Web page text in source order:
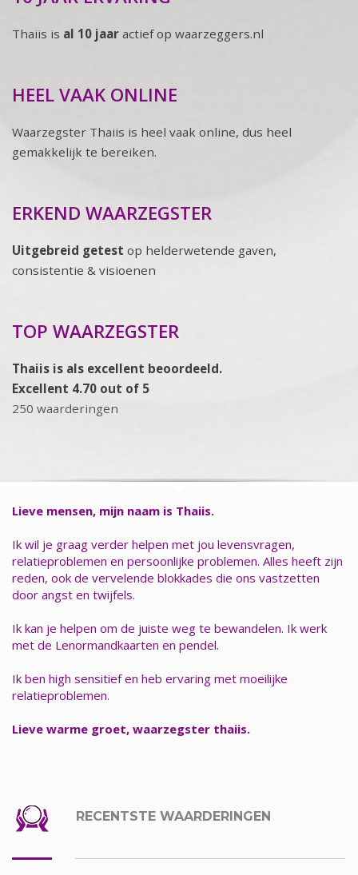
Thaiis is al 10 jaar actief op waarzeggers.nl
HEEL VAAK ONLINE
Waarzegster Thaiis is heel vaak online, dus heel
gemakkelijk te bereiken.
ERKEND WAARZEGSTER
Uitgebreid getest op helderwetende gaven,
consistentie & visioenen
TOP WAARZEGSTER
Thaiis is als excellent beoordeeld.
Excellent 4.70 out of 5
250 waarderingen
Lieve mensen, mijn naam is Thaiis.
Ik wil je graag verder helpen met jou levensvragen,
relatieproblemen en persoonlijke problemen. Alles heeft zijn
reden, ook de vervelende blokkades die ons vastzetten
door angst en twijfels.
Ik kan je helpen om de juiste weg te bewandelen. Ik werk
met de Lenormandkaarten en pendel.
Ik ben high sensitief en heb ervaring met moeilijke
relatieproblemen.
Lieve warme groet, waarzegster thaiis.
RECENTSTE WAARDERINGEN